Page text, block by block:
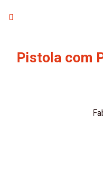
Pistola com